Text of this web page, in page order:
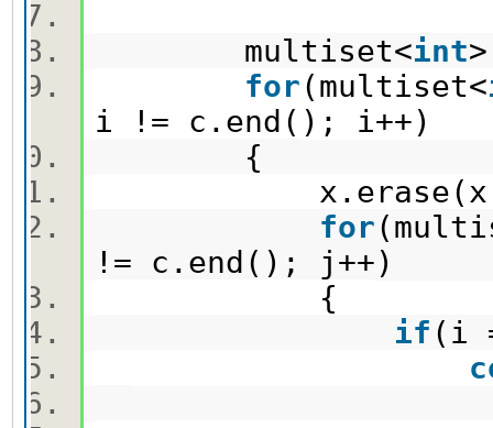
multiset<int
for(multiset<
i != c.end(); i++)
{
for
!= c.end(); j++)
{
if (i